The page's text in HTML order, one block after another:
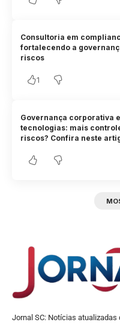
Consultoria em
fortalecendo a
riscos
1
Governança corporativa
tecnologias: mais
riscos? Confira neste
Jornal SC: Notícias atualizadas